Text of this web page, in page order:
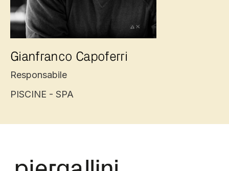
Gianfranco Capoferri
Responsabile
PISCINE - SPA